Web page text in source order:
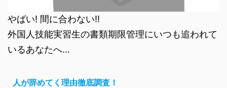
やばい! 間に合わない!!
外国人技能実習生の書類期限管理にいつも追われて
いるあなたへ…
人が辞めてく理由徹底調査！